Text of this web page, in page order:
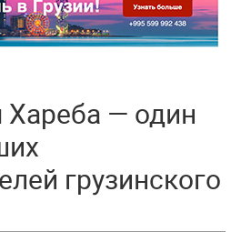
Хареба — один
грузинского